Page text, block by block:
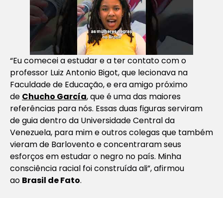
“Eu comecei a estudar e a ter contato com o
professor Luiz Antonio Bigot, que lecionava na
Faculdade de Educação, e era amigo próximo
de Chucho García, que é uma das maiores
referências para nós. Essas duas figuras serviram
de guia dentro da Universidade Central da
Venezuela, para mim e outros colegas que também
vieram de Barlovento e concentraram seus
esforços em estudar o negro no país. Minha
consciência racial foi construída ali”, afirmou
ao Brasil de Fato.